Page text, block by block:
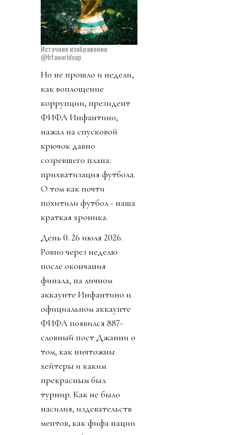
Источник изображения
@fifaworldcup
Но не прошло и недели,
как воплощение
коррупции, президент
ФИФА Инфантино,
нажал на спусковой
крючок давно
созревшего плана:
прихватизация футбола.
О том как почти
похитили футбол - наша
краткая хроника.
День 0. 26 июля 2026.
Ровно через неделю
после окончания
финала, на личном
аккаунте Инфантино и
официальном аккаунте
ФИФА появился 887-
словный пост Джанни о
том, как ничтожны
хейтеры и каким
прекрасным был
турнир. Как не было
насилия, издевательств
ментов, как фифа нации